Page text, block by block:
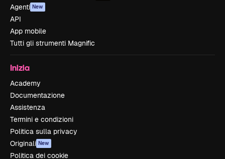
Agenti New
API
App mobile
Tutti gli strumenti Magnific
Inizia
Academy
Documentazione
Assistenza
Termini e condizioni
Politica sulla privacy
Originali New
Politica dei cookie